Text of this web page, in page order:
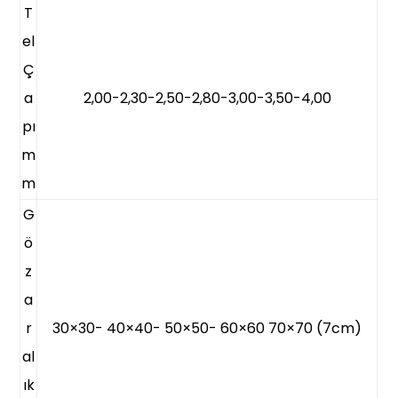
T
el
Ç
a
pı
m
m
2,00-2,30-2,50-2,80-3,00-3,50-4,00
G
ö
z
a
r
al
ık
30×30- 40×40- 50×50- 60×60 70×70 (7cm)